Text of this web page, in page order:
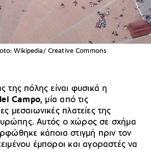
Wikipedia/ Creative Commons
της πόλης είναι φυσικά η
Campo, μία από τις
μεσαιωνικές πλατείες της
Ευρώπης. Αυτός ο χώρος σε σχήμα
κάποια στιγμή πριν τον
έμποροι και αγοραστές να